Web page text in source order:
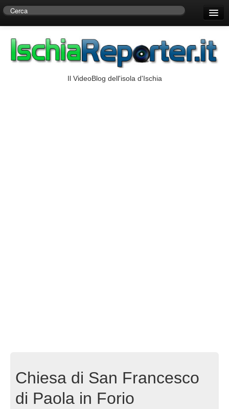
Centro di Ricerche Storiche D’Ambra
Il VideoBlog dell'isola d'Ischia
Chiesa di San Francesco
di Paola in Forio